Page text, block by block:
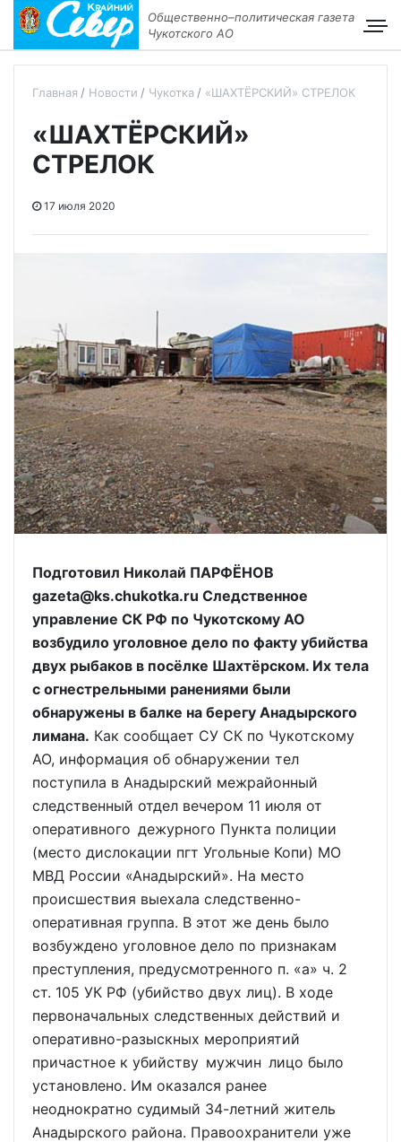
Общественно–политическая газета
Чукотского АО
Главная Новости Чукотка «ШАХТЁРСКИЙ» СТРЕЛОК
«ШАХТЁРСКИЙ»
СТРЕЛОК
17 июля 2020
Подготовил Николай ПАРФЁНОВ
gazeta@ks.chukotka.ru Следственное
управление СК РФ по Чукотскому АО
возбудило уголовное дело по факту убийства
двух рыбаков в посёлке Шахтёрском. Их тела
с огнестрельными ранениями были
обнаружены в балке на берегу Анадырского
лимана. Как сообщает СУ СК по Чукотскому
АО, информация об обнаружении тел
поступила в Анадырский межрайонный
следственный отдел вечером 11 июля от
оперативного дежурного Пункта полиции
(место дислокации пгт Угольные Копи) МО
МВД России «Анадырский». На место
происшествия выехала следственно-
оперативная группа. В этот же день было
возбуждено уголовное дело по признакам
преступления, предусмотренного п. «а» ч. 2
ст. 105 УК РФ (убийство двух лиц). В ходе
первоначальных следственных действий и
оперативно-разыскных мероприятий
причастное к убийству мужчин лицо было
установлено. Им оказался ранее
неоднократно судимый 34-летний житель
Анадырского района. Правоохранители уже